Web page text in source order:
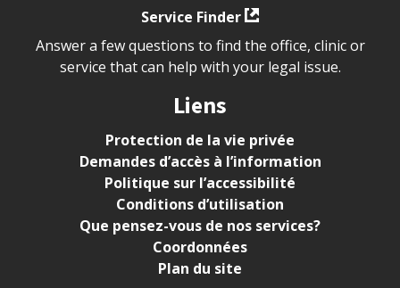
Service Finder
Answer a few questions to find the office, clinic or
service that can help with your legal issue.
Liens
Protection de la vie privée
Demandes d’accès à l’information
Politique sur l’accessibilité
Conditions d’utilisation
Que pensez-vous de nos services?
Coordonnées
Plan du site